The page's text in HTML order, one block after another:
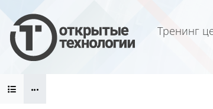
Тренинг
Блоки